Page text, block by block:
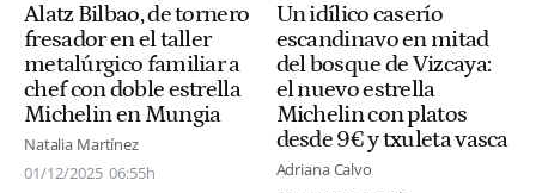
Alatz Bilbao, de tornero
fresador en el taller
metalúrgico familiar a
chef con doble estrella
Michelin en Mungia
Natalia Martínez
01/12/2025 06:55h
Un idílico caserío
escandinavo en mitad
del bosque de Vizcaya:
el nuevo estrella
Michelin con platos
desde 9€ y txuleta vasca
Adriana Calvo